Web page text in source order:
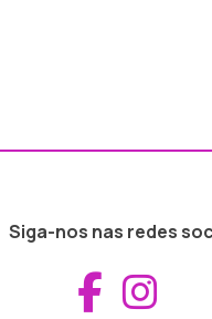
Siga-nos nas redes